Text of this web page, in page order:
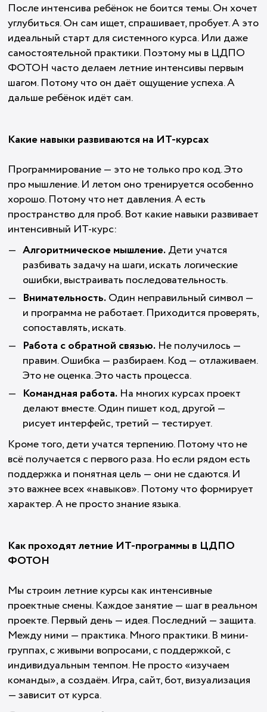
После интенсива ребёнок не боится темы. Он хочет
углубиться. Он сам ищет, спрашивает, пробует. А это
идеальный старт для системного курса. Или даже
самостоятельной практики. Поэтому мы в ЦДПО
ФОТОН часто делаем летние интенсивы первым
шагом. Потому что он даёт ощущение успеха. А
дальше ребёнок идёт сам.
Какие навыки развиваются на ИТ-курсах
Программирование — это не только про код. Это
про мышление. И летом оно тренируется особенно
хорошо. Потому что нет давления. А есть
пространство для проб. Вот какие навыки развивает
интенсивный ИТ-курс:
Алгоритмическое мышление.Дети учатся
разбивать задачу на шаги, искать логические
ошибки, выстраивать последовательность.
Внимательность.Один неправильный символ —
и программа не работает. Приходится проверять,
сопоставлять, искать.
Работа с обратной связью. Не получилось —
правим. Ошибка — разбираем. Код — отлаживаем.
Это не оценка. Это часть процесса.
Командная работа. На многих курсах проект
делают вместе. Один пишет код, другой —
рисует интерфейс, третий — тестирует.
Кроме того, дети учатся терпению. Потому что не
всё получается с первого раза. Но если рядом есть
поддержка и понятная цель — они не сдаются. И
это важнее всех «навыков». Потому что формирует
характер. А не просто знание языка.
Как проходят летние ИТ-программы в ЦДПО
ФОТОН
Мы строим летние курсы как интенсивные
проектные смены. Каждое занятие — шаг в реальном
проекте. Первый день — идея. Последний — защита.
Между ними — практика. Много практики. В мини-
группах, с живыми вопросами, с поддержкой, с
индивидуальным темпом. Не просто «изучаем
команды», а создаём. Игра, сайт, бот, визуализация
— зависит от курса.